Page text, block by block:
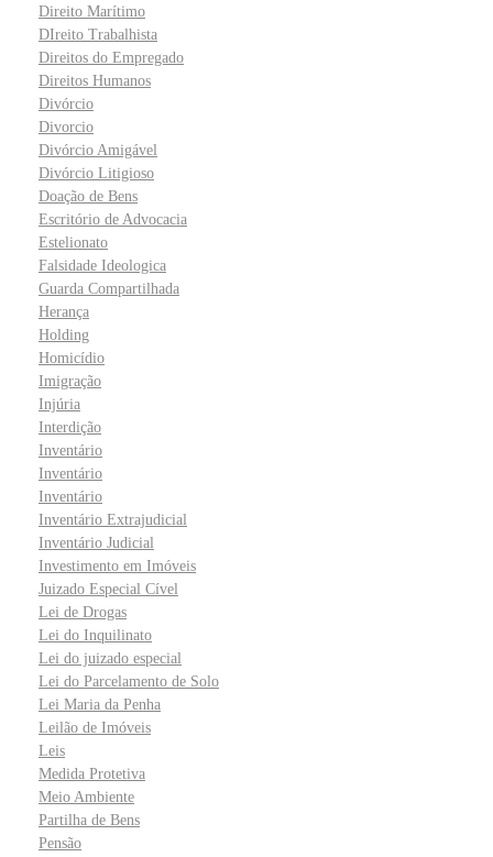
Direito Marítimo
DIreito Trabalhista
Direitos do Empregado
Direitos Humanos
Divórcio
Divorcio
Divórcio Amigável
Divórcio Litigioso
Doação de Bens
Escritório de Advocacia
Estelionato
Falsidade Ideologica
Guarda Compartilhada
Herança
Holding
Homicídio
Imigração
Injúria
Interdição
Inventário
Inventário
Inventário
Inventário Extrajudicial
Inventário Judicial
Investimento em Imóveis
Juizado Especial Cível
Lei de Drogas
Lei do Inquilinato
Lei do juizado especial
Lei do Parcelamento de Solo
Lei Maria da Penha
Leilão de Imóveis
Leis
Medida Protetiva
Meio Ambiente
Partilha de Bens
Pensão